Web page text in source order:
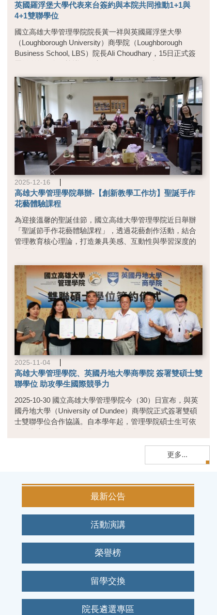
英國羅浮堡大學代表來台簽約與本院共同推動1+1與
4+1雙聯學位
國立高雄大學管理學院院長黃一祥與英國羅浮堡大學
（Loughborough University）商學院（Loughborough
Business School, LBS）院長Ali Choudhary，15日正式簽
象徵高雄大學國際學術合作再向前邁進。
2025-12-16
高雄大學管理學院舉辦-【創新教學工作坊】聖誕手作
花藝體驗課程
為迎接溫馨的聖誕佳節，國立高雄大學管理學院近日舉辦
「聖誕節手作花藝體驗課程」，透過花藝創作活動，結合
管理教育核心理論，打造兼具美感、互動性與學習深度的
本次課程不僅是一場節慶手作活動，更被設計為實踐「組
織行為學」的重要教學...
2025-11-04
高雄大學管理學院、英國丹地大學商學院 簽署雙碩士雙
聯學位 助攻學生國際競爭力
2025-10-30 國立高雄大學管理學院今（30）日宣布，與英
國丹地大學（University of Dundee）商學院正式簽署雙碩
士雙聯學位合作協議。自本學年起，管理學院碩士生可依
更多...
最新公告
活動演講
榮譽榜
留學交換
院長遴選專區